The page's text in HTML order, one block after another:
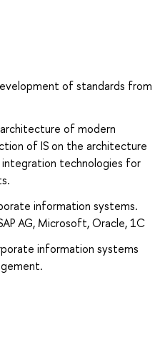
of standards from
of modern
of IS on the architecture
technologies for
information systems.
AG, Microsoft, Oracle, 1C
information systems